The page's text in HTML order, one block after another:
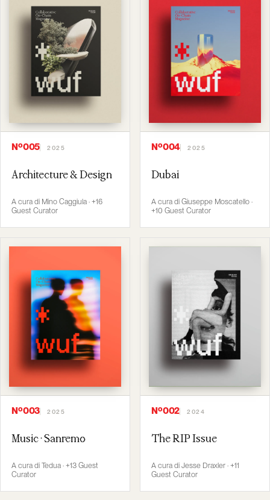
Nº005 2025
Architecture & Design
A cura di Mino Caggiula · +16
Guest Curator
Nº004 2025
Dubai
A cura di Giuseppe Moscatello ·
+10 Guest Curator
Nº003 2025
Music · Sanremo
A cura di Tedua · +13 Guest
Curator
Nº002 2024
The RIP Issue
A cura di Jesse Draxler · +11
Guest Curator